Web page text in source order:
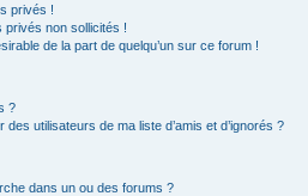
privés !
non sollicités !
de la part de quelqu’un sur ce forum !
?
utilisateurs de ma liste d’amis et d’ignorés ?
dans un ou des forums ?